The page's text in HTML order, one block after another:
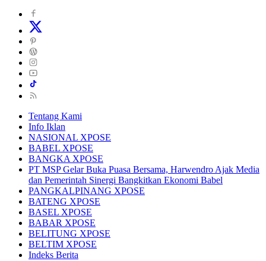
Tentang Kami
Info Iklan
NASIONAL XPOSE
BABEL XPOSE
BANGKA XPOSE
PT MSP Gelar Buka Puasa Bersama, Harwendro Ajak Media
dan Pemerintah Sinergi Bangkitkan Ekonomi Babel
PANGKALPINANG XPOSE
BATENG XPOSE
BASEL XPOSE
BABAR XPOSE
BELITUNG XPOSE
BELTIM XPOSE
Indeks Berita